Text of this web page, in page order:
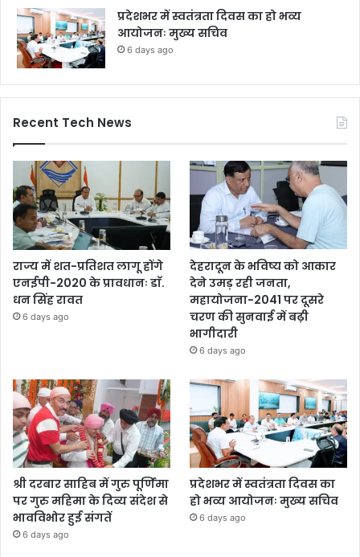
प्रदेशभर में स्वतंत्रता दिवस का हो भव्य
आयोजनः मुख्य सचिव
6 days ago
Recent Tech News
राज्य में शत-प्रतिशत लागू होंगे
एनईपी-2020 के प्रावधानः डाॅ.
धन सिंह रावत
6 days ago
देहरादून के भविष्य को आकार
देने उमड़ रही जनता,
महायोजना-2041 पर दूसरे
चरण की सुनवाई में बढ़ी
भागीदारी
6 days ago
श्री दरबार साहिब में गुरु पूर्णिमा
पर गुरु महिमा के दिव्य संदेश से
भावविभोर हुई संगतें
6 days ago
प्रदेशभर में स्वतंत्रता दिवस का
हो भव्य आयोजनः मुख्य सचिव
6 days ago